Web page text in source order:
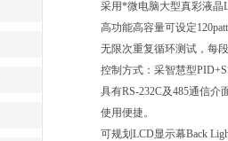
采用*微电脑大型真彩液晶
高功能高容量可设定
无限次重复循环测试，每
控制方式：采智慧型
具有RS-232C及485通信
使用便捷。
可规划LCD显示幕Back